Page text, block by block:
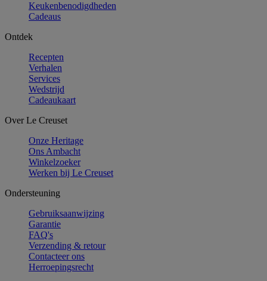
Keukenbenodigdheden
Cadeaus
Ontdek
Recepten
Verhalen
Services
Wedstrijd
Cadeaukaart
Over Le Creuset
Onze Heritage
Ons Ambacht
Winkelzoeker
Werken bij Le Creuset
Ondersteuning
Gebruiksaanwijzing
Garantie
FAQ's
Verzending & retour
Contacteer ons
Herroepingsrecht